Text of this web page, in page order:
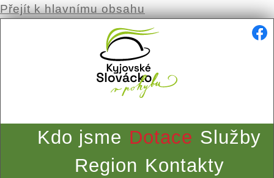
Přejít k hlavnímu obsahu
Kdo jsme Dotace Služby
Region Kontakty